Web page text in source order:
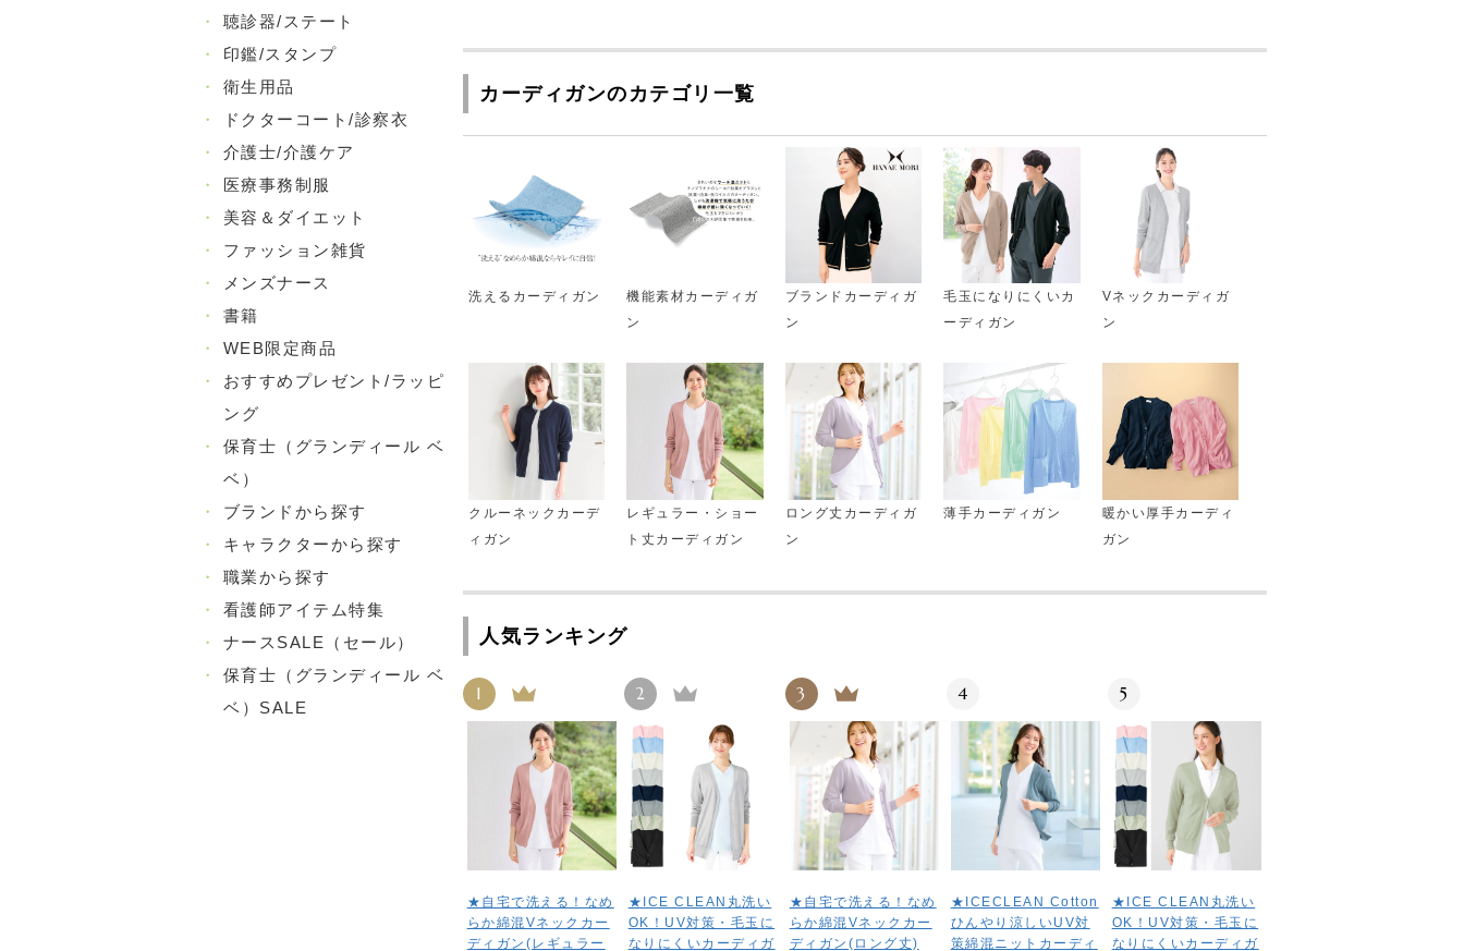
・
聴診器/ステート
・
印鑑/スタンプ
・
衛生用品
・
ドクターコート/診察衣
・
介護士/介護ケア
・
医療事務制服
・
美容＆ダイエット
・
ファッション雑貨
・
メンズナース
・
書籍
・
WEB限定商品
・
おすすめプレゼント/ラッピ
ング
・
保育士（グランディール ベ
ベ）
・
ブランドから探す
・
キャラクターから探す
・
職業から探す
・
看護師アイテム特集
・
ナースSALE（セール）
・
保育士（グランディール ベ
ベ）SALE
カーディガンのカテゴリ一覧
洗えるカーディガン
機能素材カーディガ
ン
ブランドカーディガ
ン
毛玉になりにくいカ
ーディガン
Vネックカーディガ
ン
クルーネックカーデ
ィガン
レギュラー・ショー
ト丈カーディガン
ロング丈カーディガ
ン
薄手カーディガン
暖かい厚手カーディ
ガン
人気ランキング
1
★自宅で洗える！なめ
らか綿混Vネックカー
ディガン(レギュラー
2
★ICE CLEAN丸洗い
OK！UV対策・毛玉に
なりにくいカーディガ
3
★自宅で洗える！なめ
らか綿混Vネックカー
ディガン(ロング丈)
4
★ICECLEAN Cotton
ひんやり涼しいUV対
策綿混ニットカーディ
5
★ICE CLEAN丸洗い
OK！UV対策・毛玉に
なりにくいカーディガ